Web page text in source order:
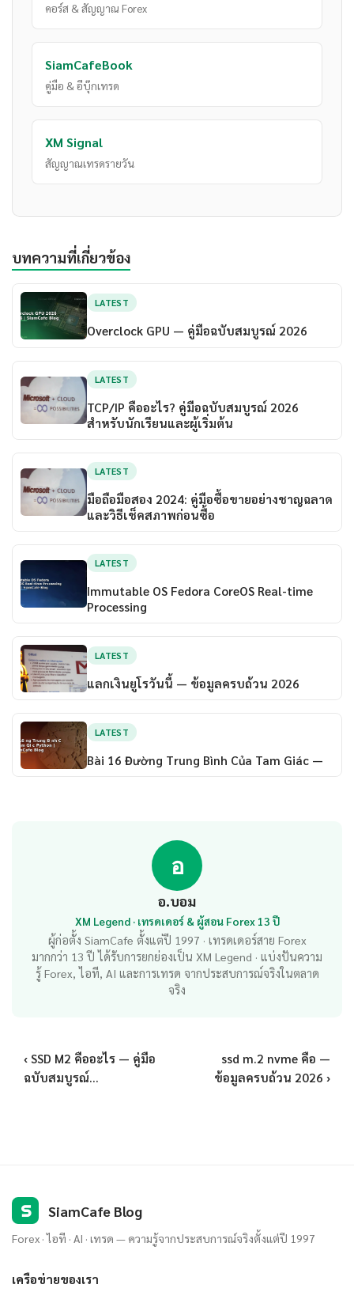
คอร์ส & สัญญาณ Forex
SiamCafeBook
คู่มือ & อีบุ๊กเทรด
XM Signal
สัญญาณเทรดรายวัน
บทความที่เกี่ยวข้อง
LATEST
Overclock GPU — คู่มือฉบับสมบูรณ์ 2026
LATEST
TCP/IP คืออะไร? คู่มือฉบับสมบูรณ์ 2026
สำหรับนักเรียนและผู้เริ่มต้น
LATEST
มือถือมือสอง 2024: คู่มือซื้อขายอย่างชาญฉลาด
และวิธีเช็คสภาพก่อนซื้อ
LATEST
Immutable OS Fedora CoreOS Real-time
Processing
LATEST
แลกเงินยูโรวันนี้ — ข้อมูลครบถ้วน 2026
LATEST
Bài 16 Đường Trung Bình Của Tam Giác —
อ
อ.บอม
XM Legend · เทรดเดอร์ & ผู้สอน Forex 13 ปี
ผู้ก่อตั้ง SiamCafe ตั้งแต่ปี 1997 · เทรดเดอร์สาย Forex
มากกว่า 13 ปี ได้รับการยกย่องเป็น XM Legend · แบ่งปันความ
รู้ Forex, ไอที, AI และการเทรด จากประสบการณ์จริงในตลาด
จริง
‹ SSD M2 คืออะไร — คู่มือ
ฉบับสมบูรณ์...
ssd m.2 nvme คือ —
ข้อมูลครบถ้วน 2026 ›
S SiamCafe Blog
Forex · ไอที · AI · เทรด — ความรู้จากประสบการณ์จริงตั้งแต่ปี 1997
เครือข่ายของเรา